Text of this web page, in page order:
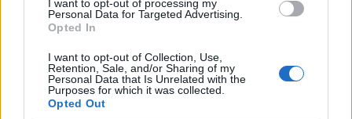
I want to opt-out of processing my
Personal Data for Targeted Advertising.
Opted In
I want to opt-out of Collection, Use,
Retention, Sale, and/or Sharing of my
Personal Data that Is Unrelated with the
Purposes for which it was collected.
Opted Out
Ο νόμος του Μέρφι
(βίντεο)
Το ματς ξεκίνησε άσχημα